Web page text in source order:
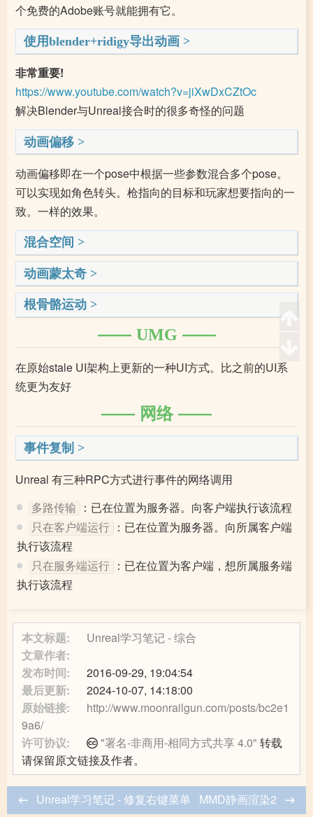
个免费的Adobe账号就能拥有它。
使用blender+ridigy导出动画
非常重要!
https://www.youtube.com/watch?v=jiXwDxCZtOc
解决Blender与Unreal接合时的很多奇怪的问题
动画偏移
动画偏移即在一个pose中根据一些参数混合多个pose。
可以实现如角色转头。枪指向的目标和玩家想要指向的一
致。一样的效果。
混合空间
动画蒙太奇
根骨骼运动
UMG
在原始stale UI架构上更新的一种UI方式。比之前的UI系
统更为友好
网络
事件复制
Unreal 有三种RPC方式进行事件的网络调用
多路传输 ：已在位置为服务器。向客户端执行该流程
只在客户端运行
：已在位置为服务器。向所属客户端
执行该流程
只在服务端运行
：已在位置为客户端，想所属服务端
执行该流程
本文标题:
Unreal学习笔记 - 综合
文章作者:
发布时间:
2016-09-29, 19:04:54
最后更新:
2024-10-07, 14:18:00
原始链接:
http://www.moonrailgun.com/posts/bc2e1
9a6/
许可协议:
"署名-非商用-相同方式共享 4.0" 转载
请保留原文链接及作者。
Unreal学习笔记 - 修复右键菜单 MMD静画渲染2